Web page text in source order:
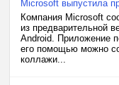
Microsoft выпустила
Компания Microsoft
из предварительной
Android. Приложение
его помощью можно
коллажи...